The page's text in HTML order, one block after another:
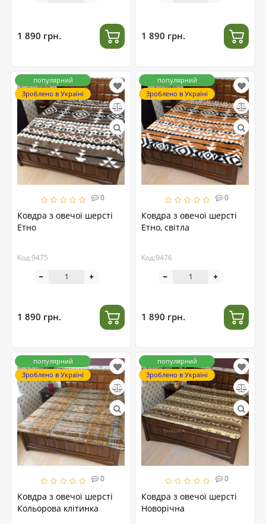
1 890 грн. 1 890 грн.
0
Ковдра з овечої шерсті
Етно
Код:9475
популярний
Зроблено в Україні
1 890 грн.
0
Ковдра з овечої шерсті
Етно, світла
Код:9476
популярний
Зроблено в Україні
1 890 грн.
0
Ковдра з овечої шерсті
Кольорова клітинка
популярний
Зроблено в Україні
0
Ковдра з овечої шерсті
Новорічна
популярний
Зроблено в Україні